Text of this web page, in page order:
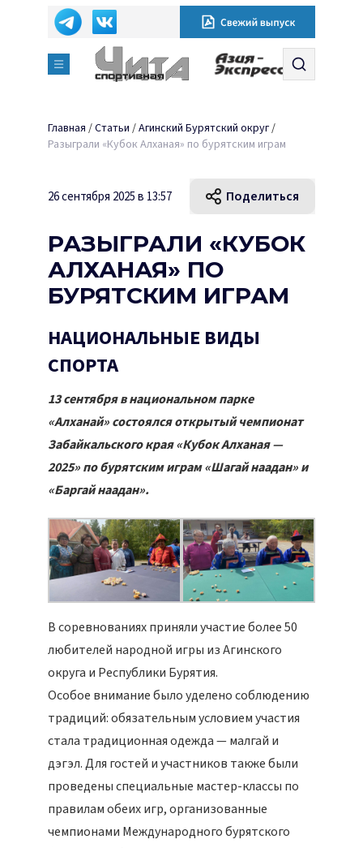
Главная /Статьи /Агинский Бурятский округ/
Разыграли «Кубок Алханая» по бурятским играм
26 сентября 2025 в 13:57 Поделиться
РАЗЫГРАЛИ «КУБОК
АЛХАНАЯ» ПО
БУРЯТСКИМ ИГРАМ
НАЦИОНАЛЬНЫЕ ВИДЫ
СПОРТА
13 сентября в национальном парке
«Алханай» состоялся открытый чемпионат
Забайкальского края «Кубок Алханая —
2025» по бурятским играм «Шагай наадан» и
«Баргай наадан».
В соревнованиях приняли участие более 50
любителей народной игры из Агинского
округа и Республики Бурятия.
Особое внимание было уделено соблюдению
традиций: обязательным условием участия
стала традиционная одежда — малгай и
дэгэл. Для гостей и участников также были
проведены специальные мастер-классы по
правилам обеих игр, организованные
чемпионами Международного бурятского